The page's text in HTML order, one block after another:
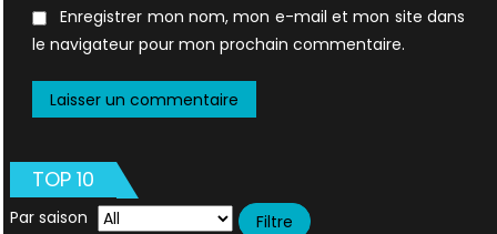
Enregistrer mon nom, mon e-mail et mon site dans
le navigateur pour mon prochain commentaire.
TOP 10
Par saison